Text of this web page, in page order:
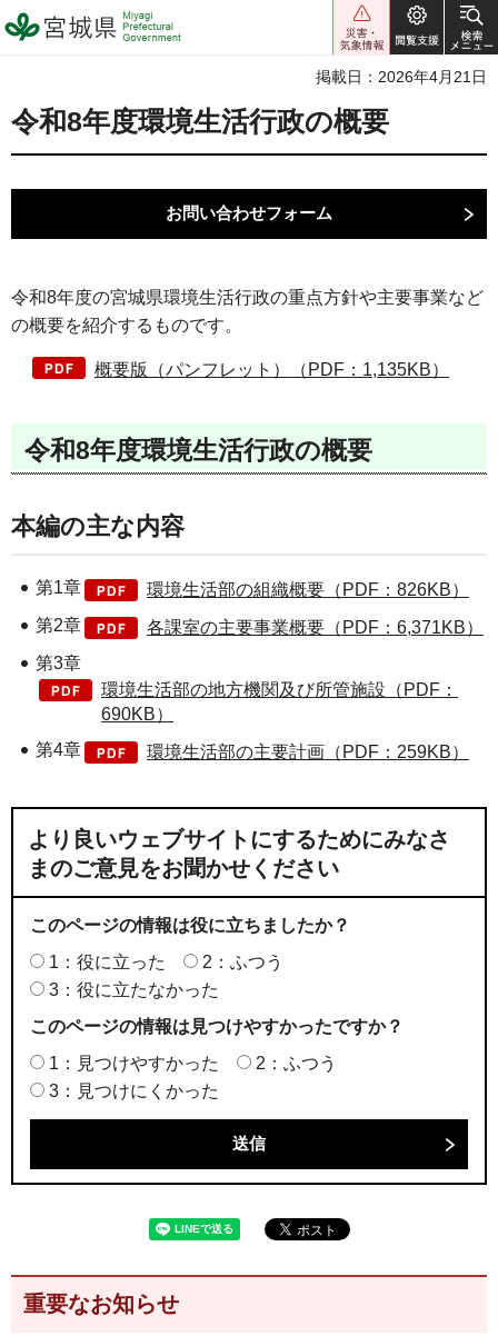
宮城県 Miyagi Prefectural
Government
掲載日：2026年4月21日
令和8年度環境生活行政の概要
令和8年度の宮城県環境生活行政の重点方針や主要事業など
の概要を紹介するものです。
概要版（パンフレット）（PDF：1,135KB）
令和8年度環境生活行政の概要
本編の主な内容
第1章
環境生活部の組織概要（PDF：826KB）
第2章
各課室の主要事業概要（PDF：6,371KB）
第3章
環境生活部の地方機関及び所管施設（PDF：
690KB）
第4章
環境生活部の主要計画（PDF：259KB）
より良いウェブサイトにするためにみなさ
まのご意見をお聞かせください
このページの情報は役に立ちましたか？
1：役に立った
2：ふつう
3：役に立たなかった
このページの情報は見つけやすかったですか？
1：見つけやすかった
2：ふつう
3：見つけにくかった
重要なお知らせ